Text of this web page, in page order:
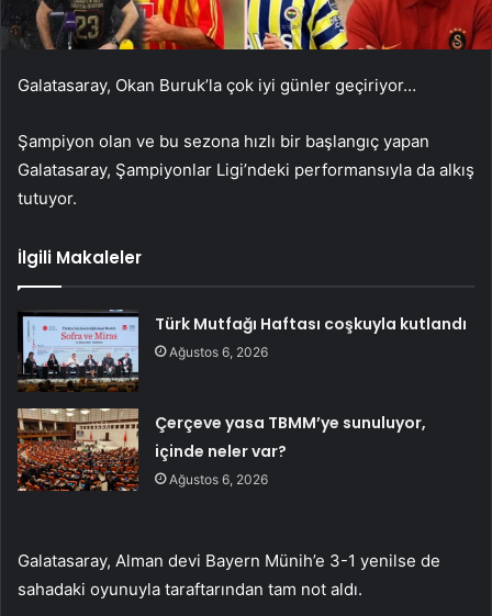
Galatasaray, Okan Buruk’la çok iyi günler geçiriyor…
Şampiyon olan ve bu sezona hızlı bir başlangıç ​​yapan
Galatasaray, Şampiyonlar Ligi’ndeki performansıyla da alkış
tutuyor.
İlgili Makaleler
Türk Mutfağı Haftası coşkuyla kutlandı
Ağustos 6, 2026
Çerçeve yasa TBMM’ye sunuluyor,
içinde neler var?
Ağustos 6, 2026
Galatasaray, Alman devi Bayern Münih’e 3-1 yenilse de
sahadaki oyunuyla taraftarından tam not aldı.